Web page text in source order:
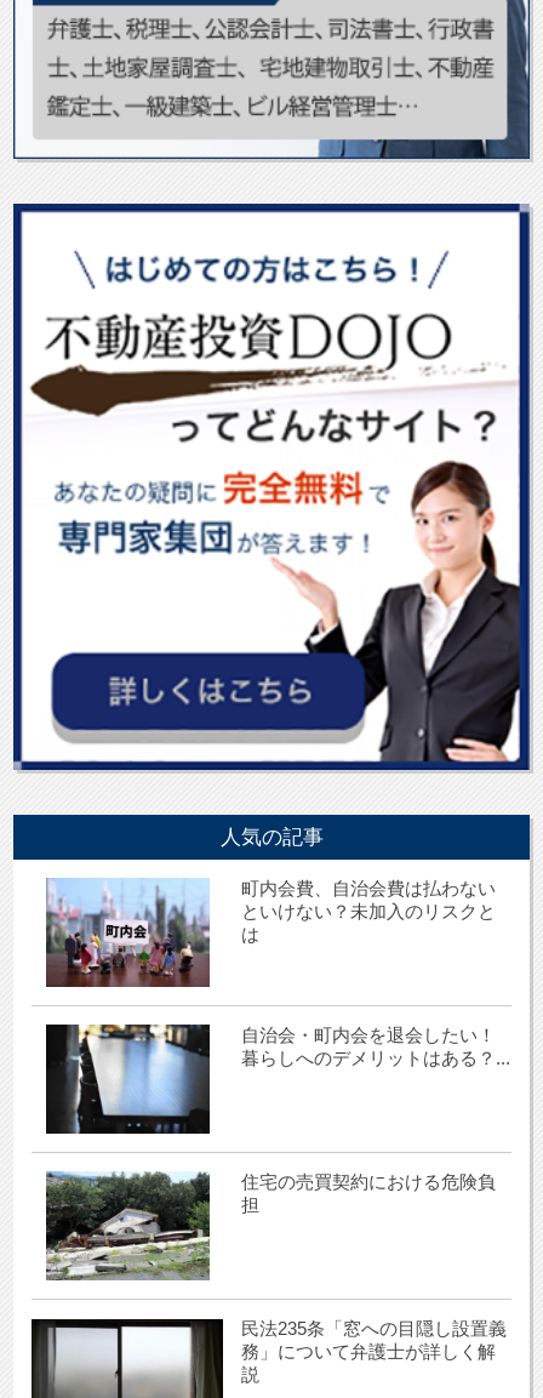
人気の記事
町内会費、自治会費は払わない
といけない？未加入のリスクと
は
自治会・町内会を退会したい！
暮らしへのデメリットはある？...
住宅の売買契約における危険負
担
民法235条「窓への目隠し設置義
務」について弁護士が詳しく解
説